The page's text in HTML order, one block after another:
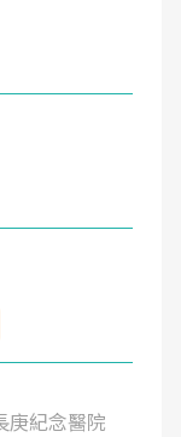
庚紀念醫院